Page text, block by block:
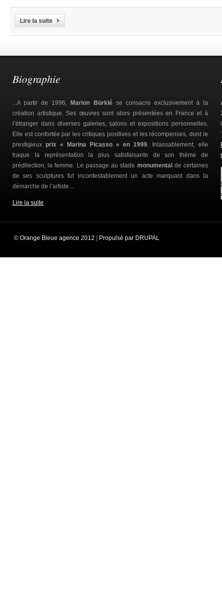
Lire la suite
Biographie
...A partir de 1996, Marion Bürklése consacre exclusivement à la
création artistique. Ses œuvres sont alors présentées en France et à
l’étranger dans diverses galeries, salons et expositions personnelles.
Elle est confortée par les critiques positives et les récompenses, dont le
prestigieux prix « Marina Picasso » en 1999. Inlassablement, elle
traque la représentation la plus satisfaisante de son thème de
prédilection, la femme. Le passage au stade monumental de certaines
de ses sculptures fut incontestablement un acte marquant dans la
démarche de l’artiste...
Lire la suite
© Orange Bleue agence 2012 | Propulsé par DRUPAL